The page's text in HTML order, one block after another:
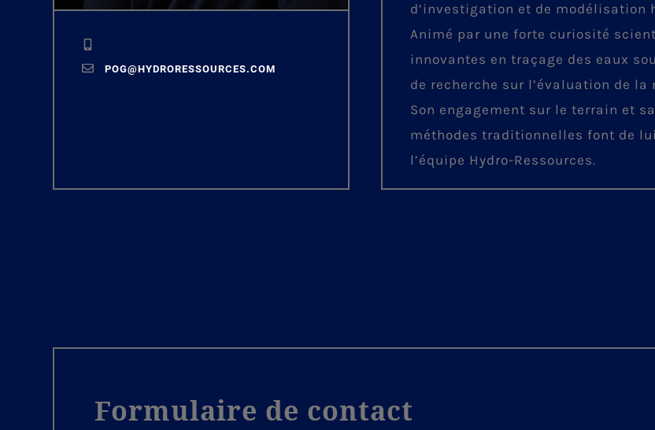
POG@HYDRORESSOURCES.COM
d’investigation et de modélisation
Animé par une forte curiosité
innovantes en traçage des eaux
de recherche sur l’évaluation de
Son engagement sur le terrain et
méthodes traditionnelles font de
l’équipe Hydro-Ressources.
Formulaire de contact